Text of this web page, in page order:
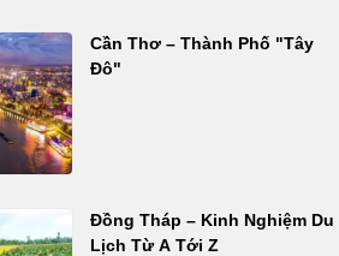
Cần Thơ – Thành Phố "Tây
Đô"
Đồng Tháp – Kinh Nghiệm Du
Lịch Từ A Tới Z